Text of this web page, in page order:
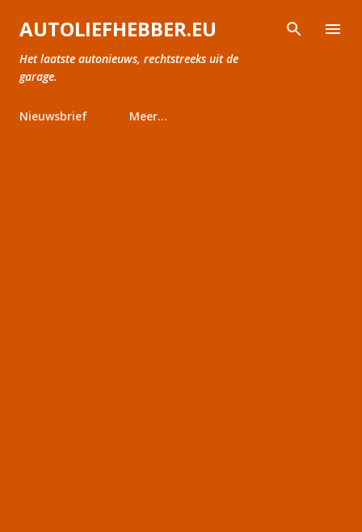
Doorgaan naar hoofdcontent
AUTOLIEFHEBBER.EU
Het laatste autonieuws, rechtstreeks uit de
garage.
Nieuwsbrief Meer…